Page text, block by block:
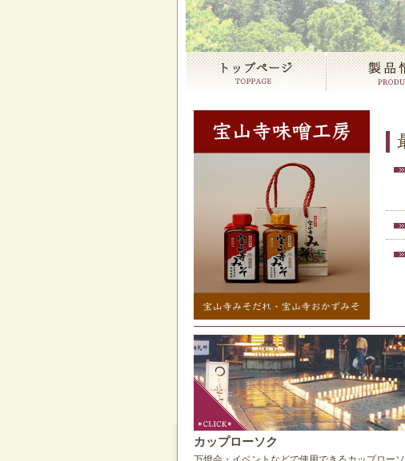
カップローソク